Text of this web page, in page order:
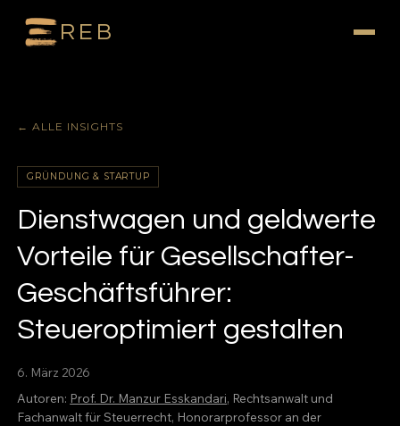
REB
← ALLE INSIGHTS
GRÜNDUNG & STARTUP
Dienstwagen und geldwerte
Vorteile für Gesellschafter-
Geschäftsführer:
Steueroptimiert gestalten
6. März 2026
Autoren: Prof. Dr. Manzur Esskandari, Rechtsanwalt und
Fachanwalt für Steuerrecht, Honorarprofessor an der